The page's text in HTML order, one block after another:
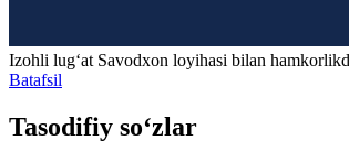
Izohli lugʻat Savodxon loyihasi bilan
Batafsil
Tasodifiy so‘zlar